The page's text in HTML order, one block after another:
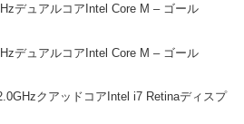
デュアルコアIntel Core M – ゴール
デュアルコアIntel Core M – ゴール
クアッドコアIntel i7 Retinaディスプ